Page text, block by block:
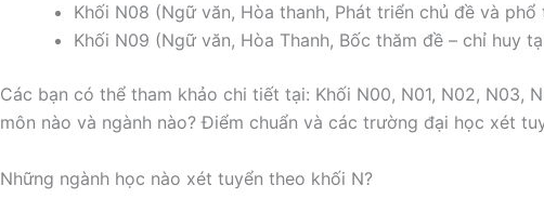
Khối N08 (Ngữ văn, Hòa thanh, Phát triển chủ đề và phổ
Khối N09 (Ngữ văn, Hòa Thanh, Bốc thăm đề – chỉ huy
Các bạn có thể tham khảo chi tiết tại: Khối N00, N01, N02, N03,
môn nào và ngành nào? Điểm chuẩn và các trường đại học xét
Những ngành học nào xét tuyển theo khối N?